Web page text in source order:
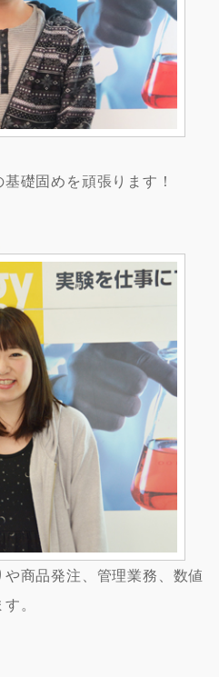
基礎固めを頑張ります！
商品発注、管理業務、数値
。